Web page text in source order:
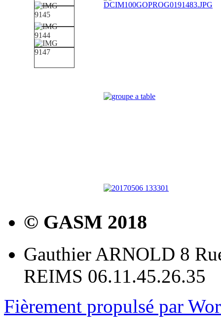
© GASM 2018
Gauthier ARNOLD 8
REIMS 06.11.45.26.35
Fièrement propulsé par